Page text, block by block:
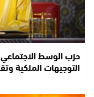
حزب الوسط الاجتماعي
التوجيهات الملكية